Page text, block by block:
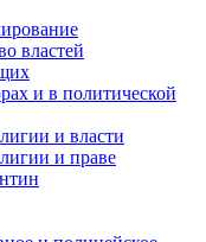
властей
и в политической
и власти
и праве